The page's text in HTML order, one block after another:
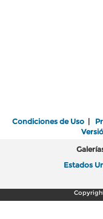
Condiciones de Uso |
Estados